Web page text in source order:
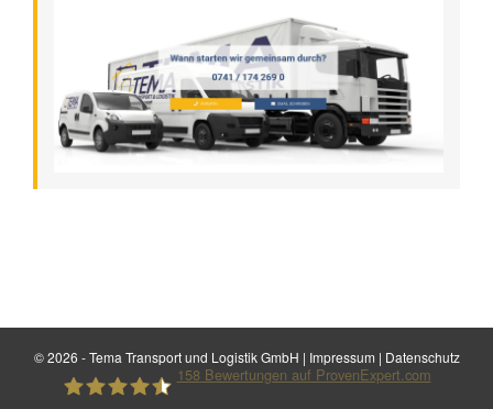
©2026 - Tema Transport und Logistik GmbH | Impressum | Datenschutz
158Bewertungen auf ProvenExpert.com